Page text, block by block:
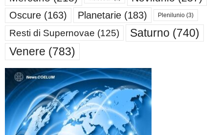
Oscure (163) Planetarie (183) Plenilunio (3)
Resti di Supernovae (125) Saturno (740)
Venere (783)